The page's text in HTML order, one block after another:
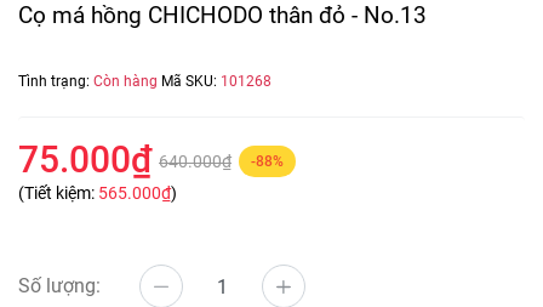
Cọ má hồng CHICHODO thân đỏ - No.13
Tình trạng: Còn hàng Mã SKU: 101268
75.000₫ 640.000₫ -88%
(Tiết kiệm: 565.000₫)
Số lượng: